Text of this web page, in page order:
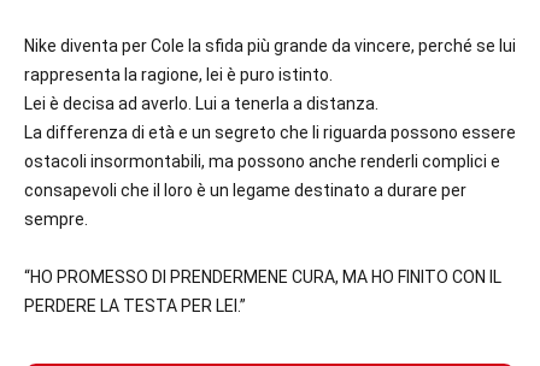
Nike diventa per Cole la sfida più grande da vincere, perché se lui
rappresenta la ragione, lei è puro istinto.
Lei è decisa ad averlo. Lui a tenerla a distanza.
La differenza di età e un segreto che li riguarda possono essere
ostacoli insormontabili, ma possono anche renderli complici e
consapevoli che il loro è un legame destinato a durare per
sempre.
“HO PROMESSO DI PRENDERMENE CURA, MA HO FINITO CON IL
PERDERE LA TESTA PER LEI.”